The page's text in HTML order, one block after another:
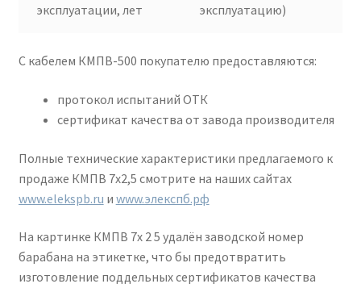
эксплуатации, лет
эксплуатацию)
С кабелем КМПВ-500 покупателю предоставляются:
протокол испытаний ОТК
сертификат качества от завода производителя
Полные технические характеристики предлагаемого к
продаже КМПВ 7х2,5 смотрите на наших сайтах
www.elekspb.ru и www.элекспб.рф
На картинке КМПВ 7х 2 5 удалён заводской номер
барабана на этикетке, что бы предотвратить
изготовление поддельных сертификатов качества